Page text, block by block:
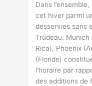
Dans
cet hiver parmi
desservies sans
Trudeau. Munich
Rica), Phoenix
(Floride)
l’horaire par
des additions de